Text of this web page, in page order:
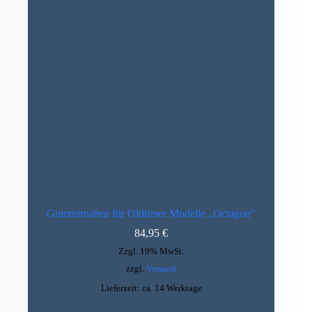
Gummimatten für Oldtimer Modelle „Octagon“
84,95€
Zzgl. 19% MwSt.
zzgl.Versand
Lieferzeit: ca. 14 Werktage